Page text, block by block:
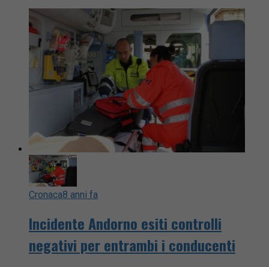
Cronaca8 anni fa
Incidente Andorno esiti controlli
negativi per entrambi i conducenti